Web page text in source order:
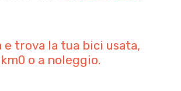
e trova la tua bici usata,
km0 o a noleggio.